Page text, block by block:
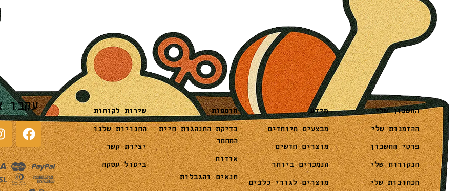
החשבון שלי
ההזמנות שלי
פרטי החשבון
הנקודות שלי
הכתובות שלי
מידע
מבצעים מיוחדים
מוצרים חדשים
הנמכרים ביותר
מוצרים לגורי כלבים
תוספות
בדיקת התנהגות חיית
המחמד
אודות
תנאים והגבלות
שירות לקוחות
החנויות שלנו
יצירת קשר
ביטול עסקה
עקבו